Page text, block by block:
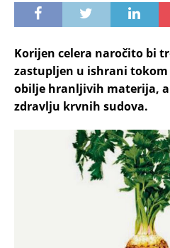
Korijen celera naročito bi
zastupljen u ishrani tokom
obilje hranljivih materija,
zdravlju krvnih sudova.